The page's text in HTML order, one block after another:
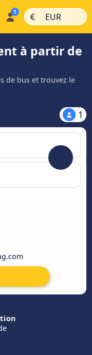
€ | EUR |
à partir de
de bus et trouvez le
1